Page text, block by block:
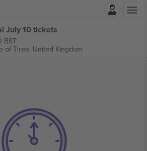
July 10 tickets
BST
of Tiree, United Kingdom